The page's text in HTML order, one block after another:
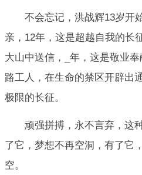
不会忘记，洪战辉13岁开
亲，12年，这是超越自我的长
大山中送信，_年，这是敬业
路工人，在生命的禁区开辟出
极限的长征。
顽强拼搏，永不言弃，这
了它，梦想不再空洞，有了它
空。